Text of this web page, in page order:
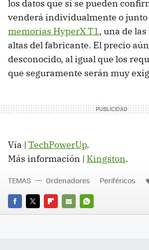
los datos que sí se pueden
venderá individualmente o junto
memorias HyperX T1, una de
altas del fabricante. El precio
desconocido, al igual que los
que seguramente serán muy
Vía | TechPowerUp.
Más información | Kingston.
FACEBOOK
TWITTERFLIPBOARD
E-
WHATSAPP
TEMAS Ordenadores Periféricos